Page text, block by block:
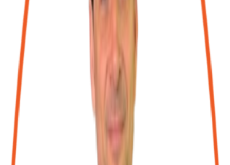
En tant qu'expert-comptable, j'ai eu l'opportunité de côtoyer de
nombreux chefs d'entreprise. J'ai développé une fibre
entrepreneuriale qui m'a permis d'accompagner avec succès
600 créateurs d'entreprise.
Dans mon activité je veille à travailler en réseau avec les
interlocuteurs privilégiés du chef d'entreprise pour avoir des
solutions efficaces à proposer (assurance, banque, avocats,
gestionnaires de patrimoine, assistant administratif)
J'ai toujours eu la volonté de proposer une solution Full
mes clients. C'est aussi le souhait de mes collaborateurs qui
l'oeuvre au quotidien pour satisfaire au mieux les clients du
Ce qui me motive chaque jour c'est d'être aux côtés des
entrepreneurs pour les aider à prendre les bonnes décisions.